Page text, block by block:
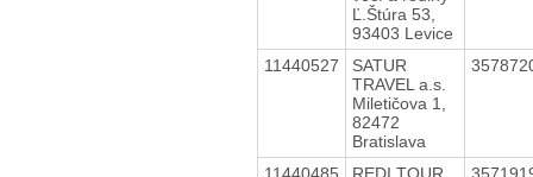
Ľ.Štúra 53,
93403 Levice
11440527
SATUR
TRAVEL a.s.
Miletičova 1,
82472
Bratislava